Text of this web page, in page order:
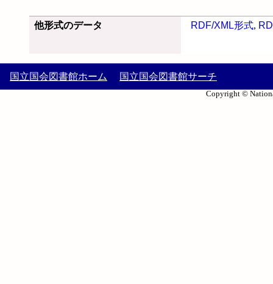
他形式のデータ RDF/XML形式,
国立国会図書館ホーム 国立国会図書館サーチ
Copyright ©